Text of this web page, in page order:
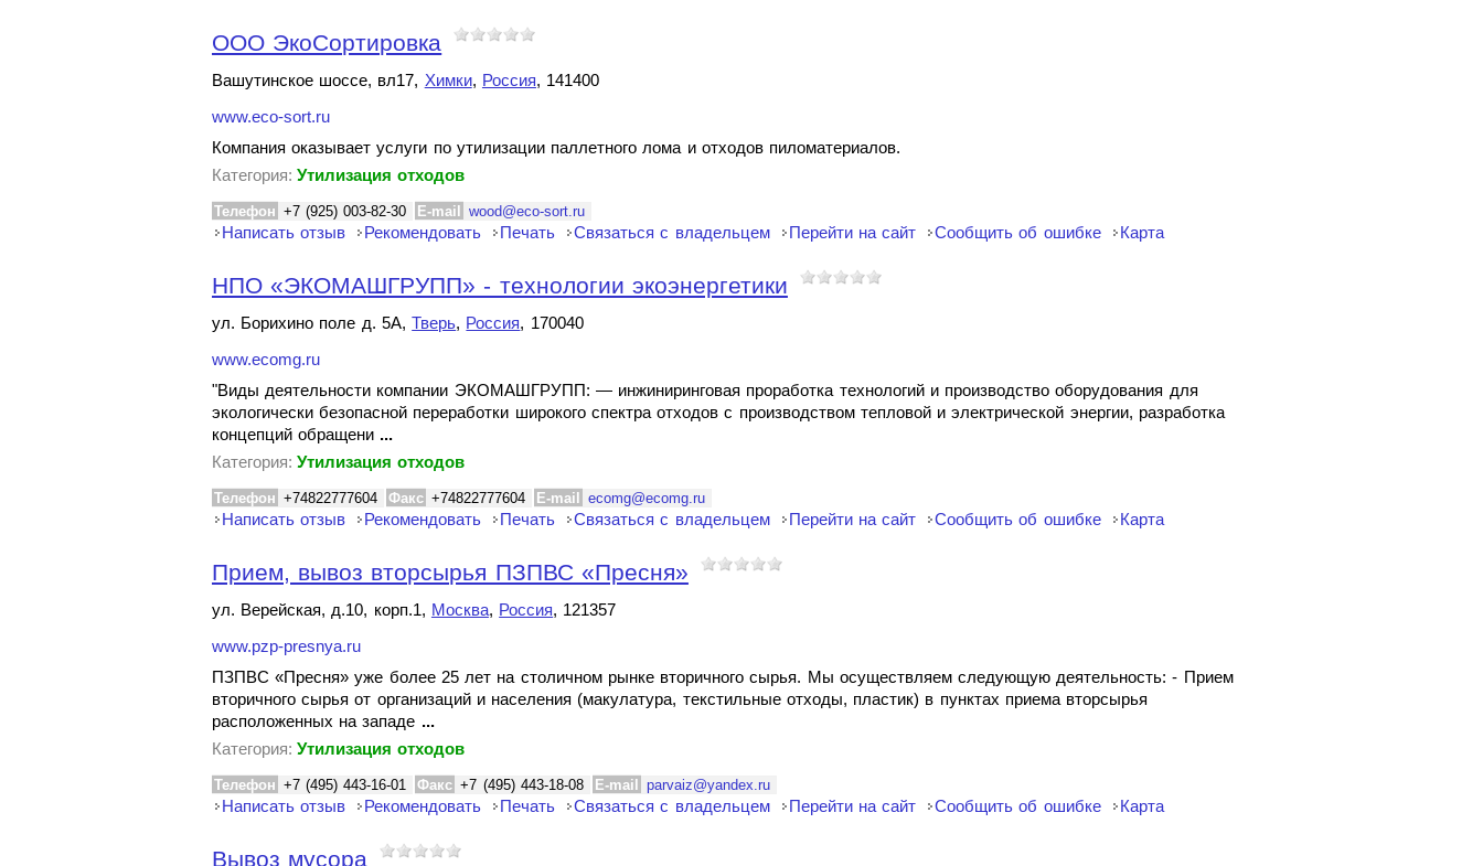
ООО ЭкоСортировка
Вашутинское шоссе, вл17, Химки, Россия, 141400
www.eco-sort.ru
Компания оказывает услуги по утилизации паллетного лома и отходов пиломатериалов.
Категория: Утилизация отходов
Телефон +7 (925) 003-82-30 E-mail wood@eco-sort.ru
Написать отзыв Рекомендовать Печать Связаться с владельцем Перейти на сайт Сообщить об ошибке Карта
НПО «ЭКОМАШГРУПП» - технологии экоэнергетики
ул. Борихино поле д. 5А,Тверь, Россия, 170040
www.ecomg.ru
"Виды деятельности компании ЭКОМАШГРУПП: — инжиниринговая проработка технологий и производство оборудования для
экологически безопасной переработки широкого спектра отходов с производством тепловой и электрической энергии, разработка
концепций обращени ...
Категория: Утилизация отходов
Телефон +74822777604 Факс +74822777604 E-mail ecomg@ecomg.ru
Написать отзыв Рекомендовать Печать Связаться с владельцем Перейти на сайт Сообщить об ошибке Карта
Прием, вывоз вторсырья ПЗПВС «Пресня»
ул. Верейская, д.10, корп.1, Москва, Россия, 121357
www.pzp-presnya.ru
ПЗПВС «Пресня» уже более 25 лет на столичном рынке вторичного сырья. Мы осуществляем следующую деятельность: - Прием
вторичного сырья от организаций и населения (макулатура, текстильные отходы, пластик) в пунктах приема вторсырья
расположенных на западе ...
Категория: Утилизация отходов
Телефон +7 (495) 443-16-01 Факс +7 (495) 443-18-08 E-mail parvaiz@yandex.ru
Написать отзыв Рекомендовать Печать Связаться с владельцем Перейти на сайт Сообщить об ошибке Карта
Вывоз мусора